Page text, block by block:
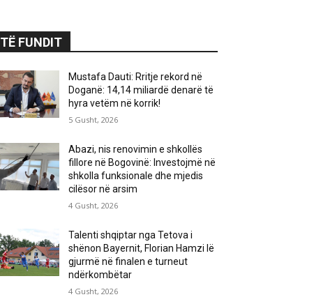
TË FUNDIT
Mustafa Dauti: Rritje rekord në
Doganë: 14,14 miliardë denarë të
hyra vetëm në korrik!
5 Gusht, 2026
Abazi, nis renovimin e shkollës
fillore në Bogovinë: Investojmë në
shkolla funksionale dhe mjedis
cilësor në arsim
4 Gusht, 2026
Talenti shqiptar nga Tetova i
shënon Bayernit, Florian Hamzi lë
gjurmë në finalen e turneut
ndërkombëtar
4 Gusht, 2026